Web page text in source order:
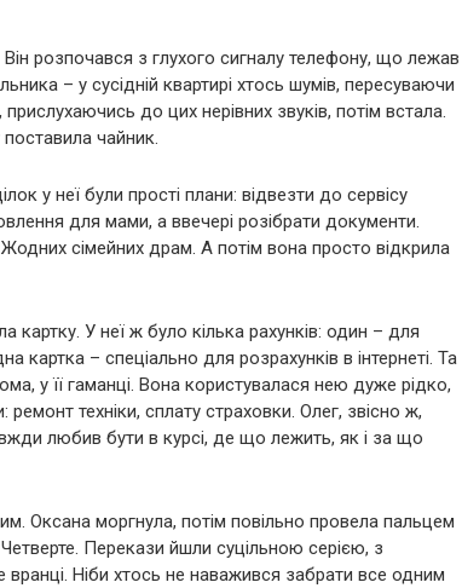
розпочався з глухого сигналу телефону, що лежав
– у сусідній квартирі хтось шумів, пересуваючи
до цих нерівних звуків, потім встала.
чайник.
у неї були прості плани: відвезти до сервісу
для мами, а ввечері розібрати документи.
сімейних драм. А потім вона просто відкрила
У неї ж було кілька рахунків: один – для
– спеціально для розрахунків в інтернеті. Та
у її гаманці. Вона користувалася нею дуже рідко,
техніки, сплату страховки. Олег, звісно ж,
любив бути в курсі, де що лежить, як і за що
Оксана моргнула, потім повільно провела пальцем
Перекази йшли суцільною серією, з
вранці. Ніби хтось не наважився забрати все одним